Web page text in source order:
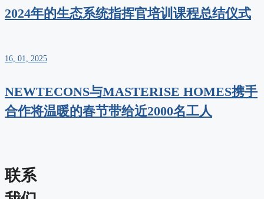
2024年的生态系统指挥官培训课程总结仪式
16, 01, 2025
NEWTECONS与MASTERISE HOMES携手
合作将温暖的春节带给近2000名工人
联系